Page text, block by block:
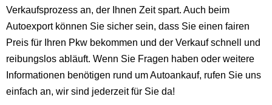
Verkaufsprozess an, der Ihnen Zeit spart. Auch beim
Autoexport können Sie sicher sein, dass Sie einen fairen
Preis für Ihren Pkw bekommen und der Verkauf schnell und
reibungslos abläuft. Wenn Sie Fragen haben oder weitere
Informationen benötigen rund um Autoankauf, rufen Sie uns
einfach an, wir sind jederzeit für Sie da!